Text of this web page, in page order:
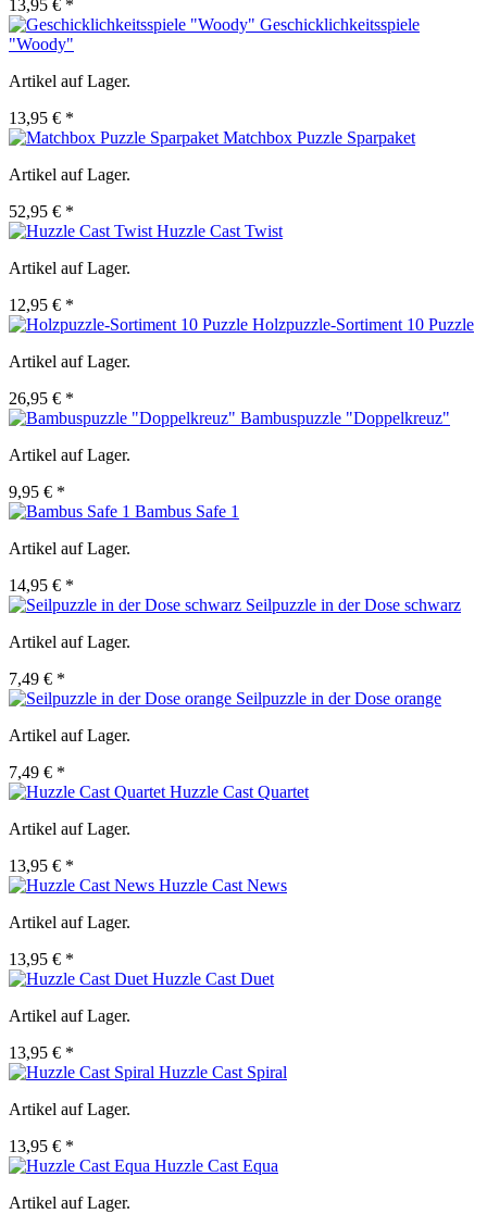
13,95 € *
Geschicklichkeitsspiele
"Woody"
Artikel auf Lager.
13,95 € *
Matchbox Puzzle Sparpaket
Artikel auf Lager.
52,95 € *
Huzzle Cast Twist
Artikel auf Lager.
12,95 € *
Holzpuzzle-Sortiment 10 Puzzle
Artikel auf Lager.
26,95 € *
Bambuspuzzle "Doppelkreuz"
Artikel auf Lager.
9,95 € *
Bambus Safe 1
Artikel auf Lager.
14,95 € *
Seilpuzzle in der Dose schwarz
Artikel auf Lager.
7,49 € *
Seilpuzzle in der Dose orange
Artikel auf Lager.
7,49 € *
Huzzle Cast Quartet
Artikel auf Lager.
13,95 € *
Huzzle Cast News
Artikel auf Lager.
13,95 € *
Huzzle Cast Duet
Artikel auf Lager.
13,95 € *
Huzzle Cast Spiral
Artikel auf Lager.
13,95 € *
Huzzle Cast Equa
Artikel auf Lager.